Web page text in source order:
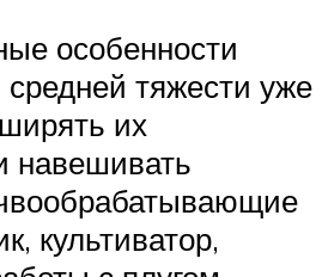
особенности
средней тяжести уже
их
навешивать
культиватор,